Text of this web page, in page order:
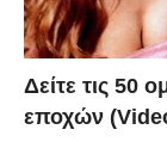
Δείτε τις 50
εποχών